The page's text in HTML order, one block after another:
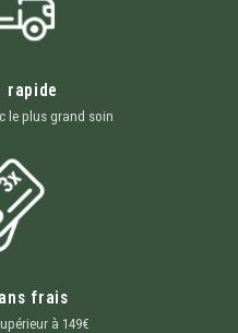
rapide
le plus grand soin
frais
à 149€